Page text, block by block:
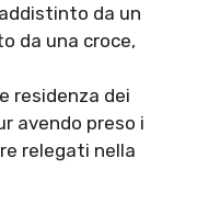
da un
da una croce,
residenza dei
avendo preso i
relegati nella